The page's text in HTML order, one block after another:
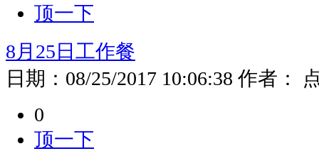
顶一下
8月25日工作餐
日期： 08/25/2017 10:06:38 作者：
0
顶一下